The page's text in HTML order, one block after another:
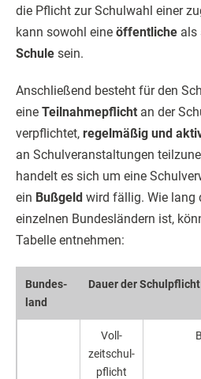
die Pflicht zur Schulwahl einer
kann sowohl eine öffentliche als
Schule sein.
Anschließend besteht für den
eine Teilnahmepflicht an der
verpflichtet, regelmäßig und
an Schulveranstaltungen
handelt es sich um eine
ein Bußgeld wird fällig. Wie lang
einzelnen Bundesländern ist,
Tabelle entnehmen:
Bundes­
land
Dauer der Schul­pflicht
Voll­
zeitschul­
pflicht